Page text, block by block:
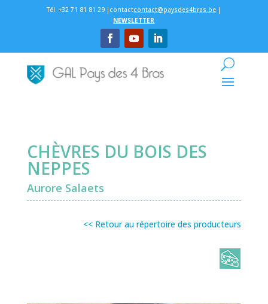
Tél. +32 71 81 81 29 |contactcontact@paysdes4bras.be |
NEWSLETTER
CHÈVRES DU BOIS DES
NEPPES
Aurore Salaets
<< Retour au répertoire des producteurs